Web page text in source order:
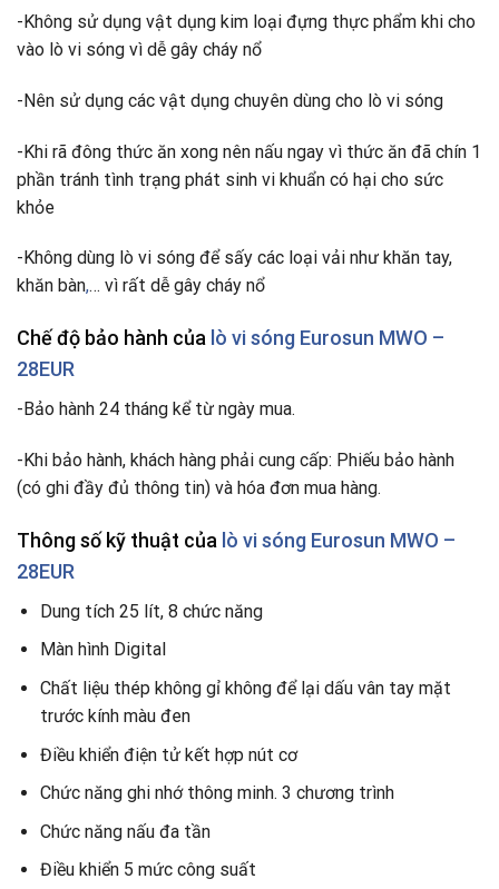
-Không sử dụng vật dụng kim loại đựng thực phẩm khi cho
vào lò vi sóng vì dễ gây cháy nổ
-Nên sử dụng các vật dụng chuyên dùng cho lò vi sóng
-Khi rã đông thức ăn xong nên nấu ngay vì thức ăn đã chín 1
phần tránh tình trạng phát sinh vi khuẩn có hại cho sức
khỏe
-Không dùng lò vi sóng để sấy các loại vải như khăn tay,
khăn bàn,… vì rất dễ gây cháy nổ
Chế độ bảo hành của lò vi sóng Eurosun MWO –
28EUR
-Bảo hành 24 tháng kể từ ngày mua.
-Khi bảo hành, khách hàng phải cung cấp: Phiếu bảo hành
(có ghi đầy đủ thông tin) và hóa đơn mua hàng.
Thông số kỹ thuật của lò vi sóng Eurosun MWO –
28EUR
Dung tích 25 lít, 8 chức năng
Màn hình Digital
Chất liệu thép không gỉ không để lại dấu vân tay mặt
trước kính màu đen
Điều khiển điện tử kết hợp nút cơ
Chức năng ghi nhớ thông minh. 3 chương trình
Chức năng nấu đa tần
Điều khiển 5 mức công suất